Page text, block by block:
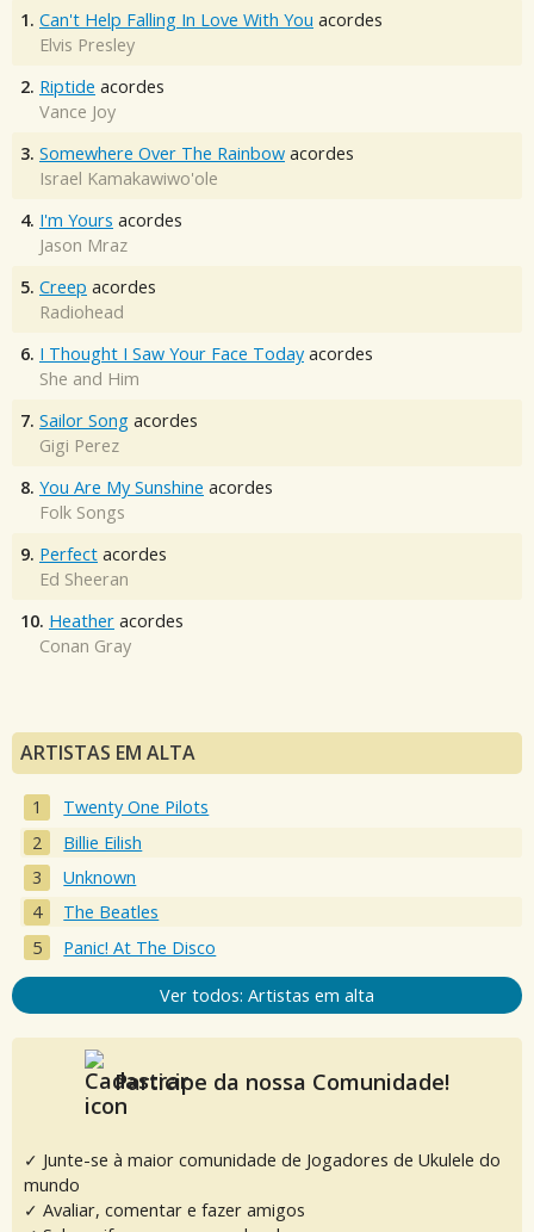
1. Can't Help Falling In Love With You acordes
Elvis Presley
2. Riptide acordes
Vance Joy
3. Somewhere Over The Rainbow acordes
Israel Kamakawiwo'ole
4. I'm Yours acordes
Jason Mraz
5. Creep acordes
Radiohead
6. I Thought I Saw Your Face Today acordes
She and Him
7. Sailor Song acordes
Gigi Perez
8. You Are My Sunshine acordes
Folk Songs
9. Perfect acordes
Ed Sheeran
10. Heather acordes
Conan Gray
ARTISTAS EM ALTA
Twenty One Pilots
Billie Eilish
Unknown
The Beatles
Panic! At The Disco
Ver todos: Artistas em alta
Participe da nossa Comunidade!
✓ Junte-se à maior comunidade de Jogadores de Ukulele do
mundo
✓ Avaliar, comentar e fazer amigos